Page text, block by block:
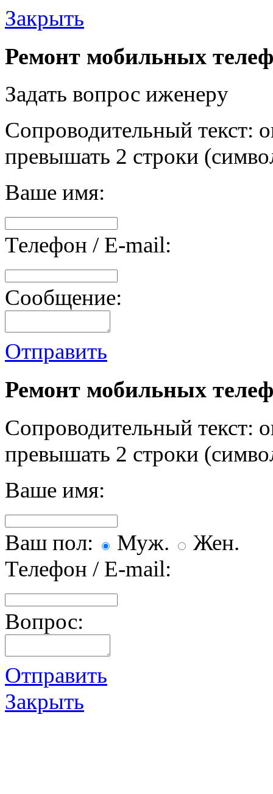
Закрыть
Ремонт мобильных
Задать вопрос иженеру
Сопроводительный текст:
превышать 2 строки
Ваше имя:
Телефон / E-mail:
Сообщение:
Отправить
Ремонт мобильных
Сопроводительный текст:
превышать 2 строки
Ваше имя:
Ваш пол: Муж.
Жен.
Телефон / E-mail:
Вопрос:
Отправить
Закрыть